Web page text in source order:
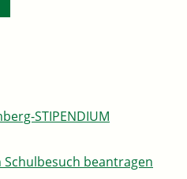
STIPENDIUM
Schulbesuch beantragen